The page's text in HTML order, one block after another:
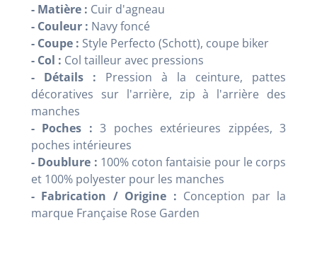
- Matière : Cuir d'agneau
- Couleur : Navy foncé
- Coupe : Style Perfecto (Schott), coupe biker
- Col : Col tailleur avec pressions
- Détails : Pression à la ceinture, pattes
décoratives sur l'arrière, zip à l'arrière des
manches
- Poches : 3 poches extérieures zippées, 3
poches intérieures
- Doublure : 100% coton fantaisie pour le corps
et 100% polyester pour les manches
- Fabrication / Origine : Conception par la
marque Française Rose Garden